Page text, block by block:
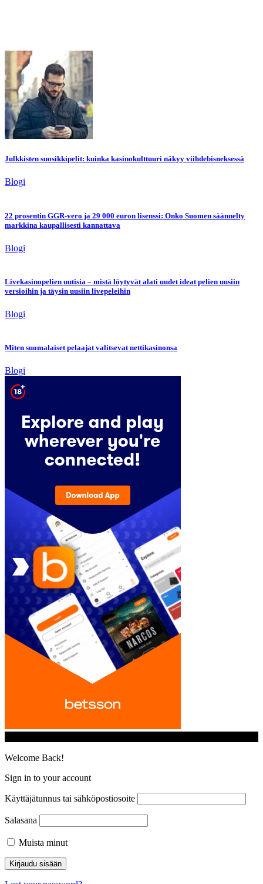
Julkkisten suosikkipelit: kuinka kasinokulttuuri näkyy viihdebisneksessä
Blogi
22 prosentin GGR-vero ja 29 000 euron lisenssi: Onko Suomen säännelty
markkina kaupallisesti kannattava
Blogi
Livekasinopelien uutisia – mistä löytyvät alati uudet ideat pelien uusiin
versioihin ja täysin uusiin livepeleihin
Blogi
Miten suomalaiset pelaajat valitsevat nettikasinonsa
Blogi
Welcome Back!
Sign in to your account
Käyttäjätunnus tai sähköpostiosoite
Salasana
Muista minut